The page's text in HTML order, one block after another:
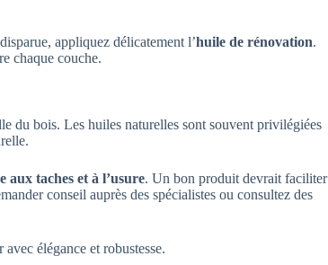
appliquez délicatement l’huile de rénovation.
chaque couche.
du bois. Les huiles naturelles sont souvent privilégiées
aux taches et à l’usure. Un bon produit devrait faciliter
conseil auprès des spécialistes ou consultez des
élégance et robustesse.